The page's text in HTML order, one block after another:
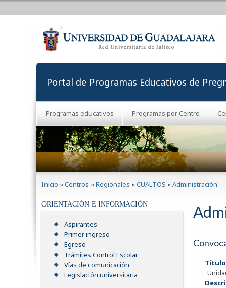
Portal de Programas Educativos de
Programas educativos Programas por Centro
Inicio »Centros »Regionales »CUALTOS »Administración
ORIENTACIÓN E INFORMACIÓN
Aspirantes
Primer ingreso
Egreso
Trámites Control Escolar
Vías de comunicación
Legislación universitaria